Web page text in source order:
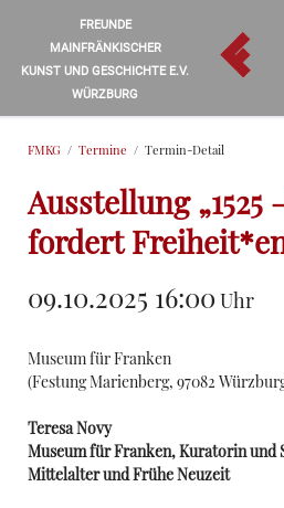
FREUNDE
MAINFRÄNKISCHER
KUNST UND GESCHICHTE E.V.
WÜRZBURG
FMKG Termine Termin-Detail
Ausstellung „1525
fordert
09.10.2025 16:00 Uhr
Museum für Franken
(Festung Marienberg, 97082
Teresa Novy
Museum für Franken, Kuratorin und
Mittelalter und Frühe Neuzeit